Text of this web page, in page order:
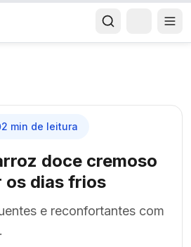
2 min de leitura
doce cremoso
os dias frios
e reconfortantes com